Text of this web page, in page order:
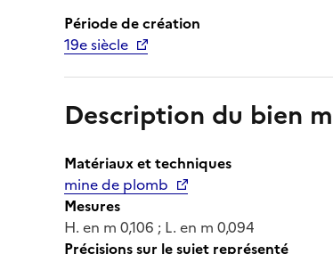
Période de création
19e siècle
Description du bien
Matériaux et techniques
mine de plomb
Mesures
H. en m 0,106 ; L. en m 0,094
Précisions sur le sujet représenté